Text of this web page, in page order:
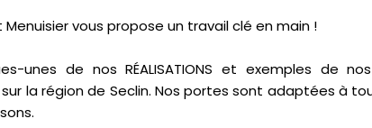
Menuisier vous propose un travail clé en main !
unes de nosRÉALISATIONS et exemples de
la région de Seclin. Nos portes sont adaptées à